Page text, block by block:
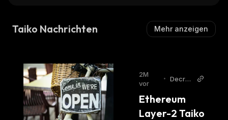
Taiko Nachrichten Mehr anzeigen
2M
vor
•
Decryp
Ethereum
Layer-2 Taiko